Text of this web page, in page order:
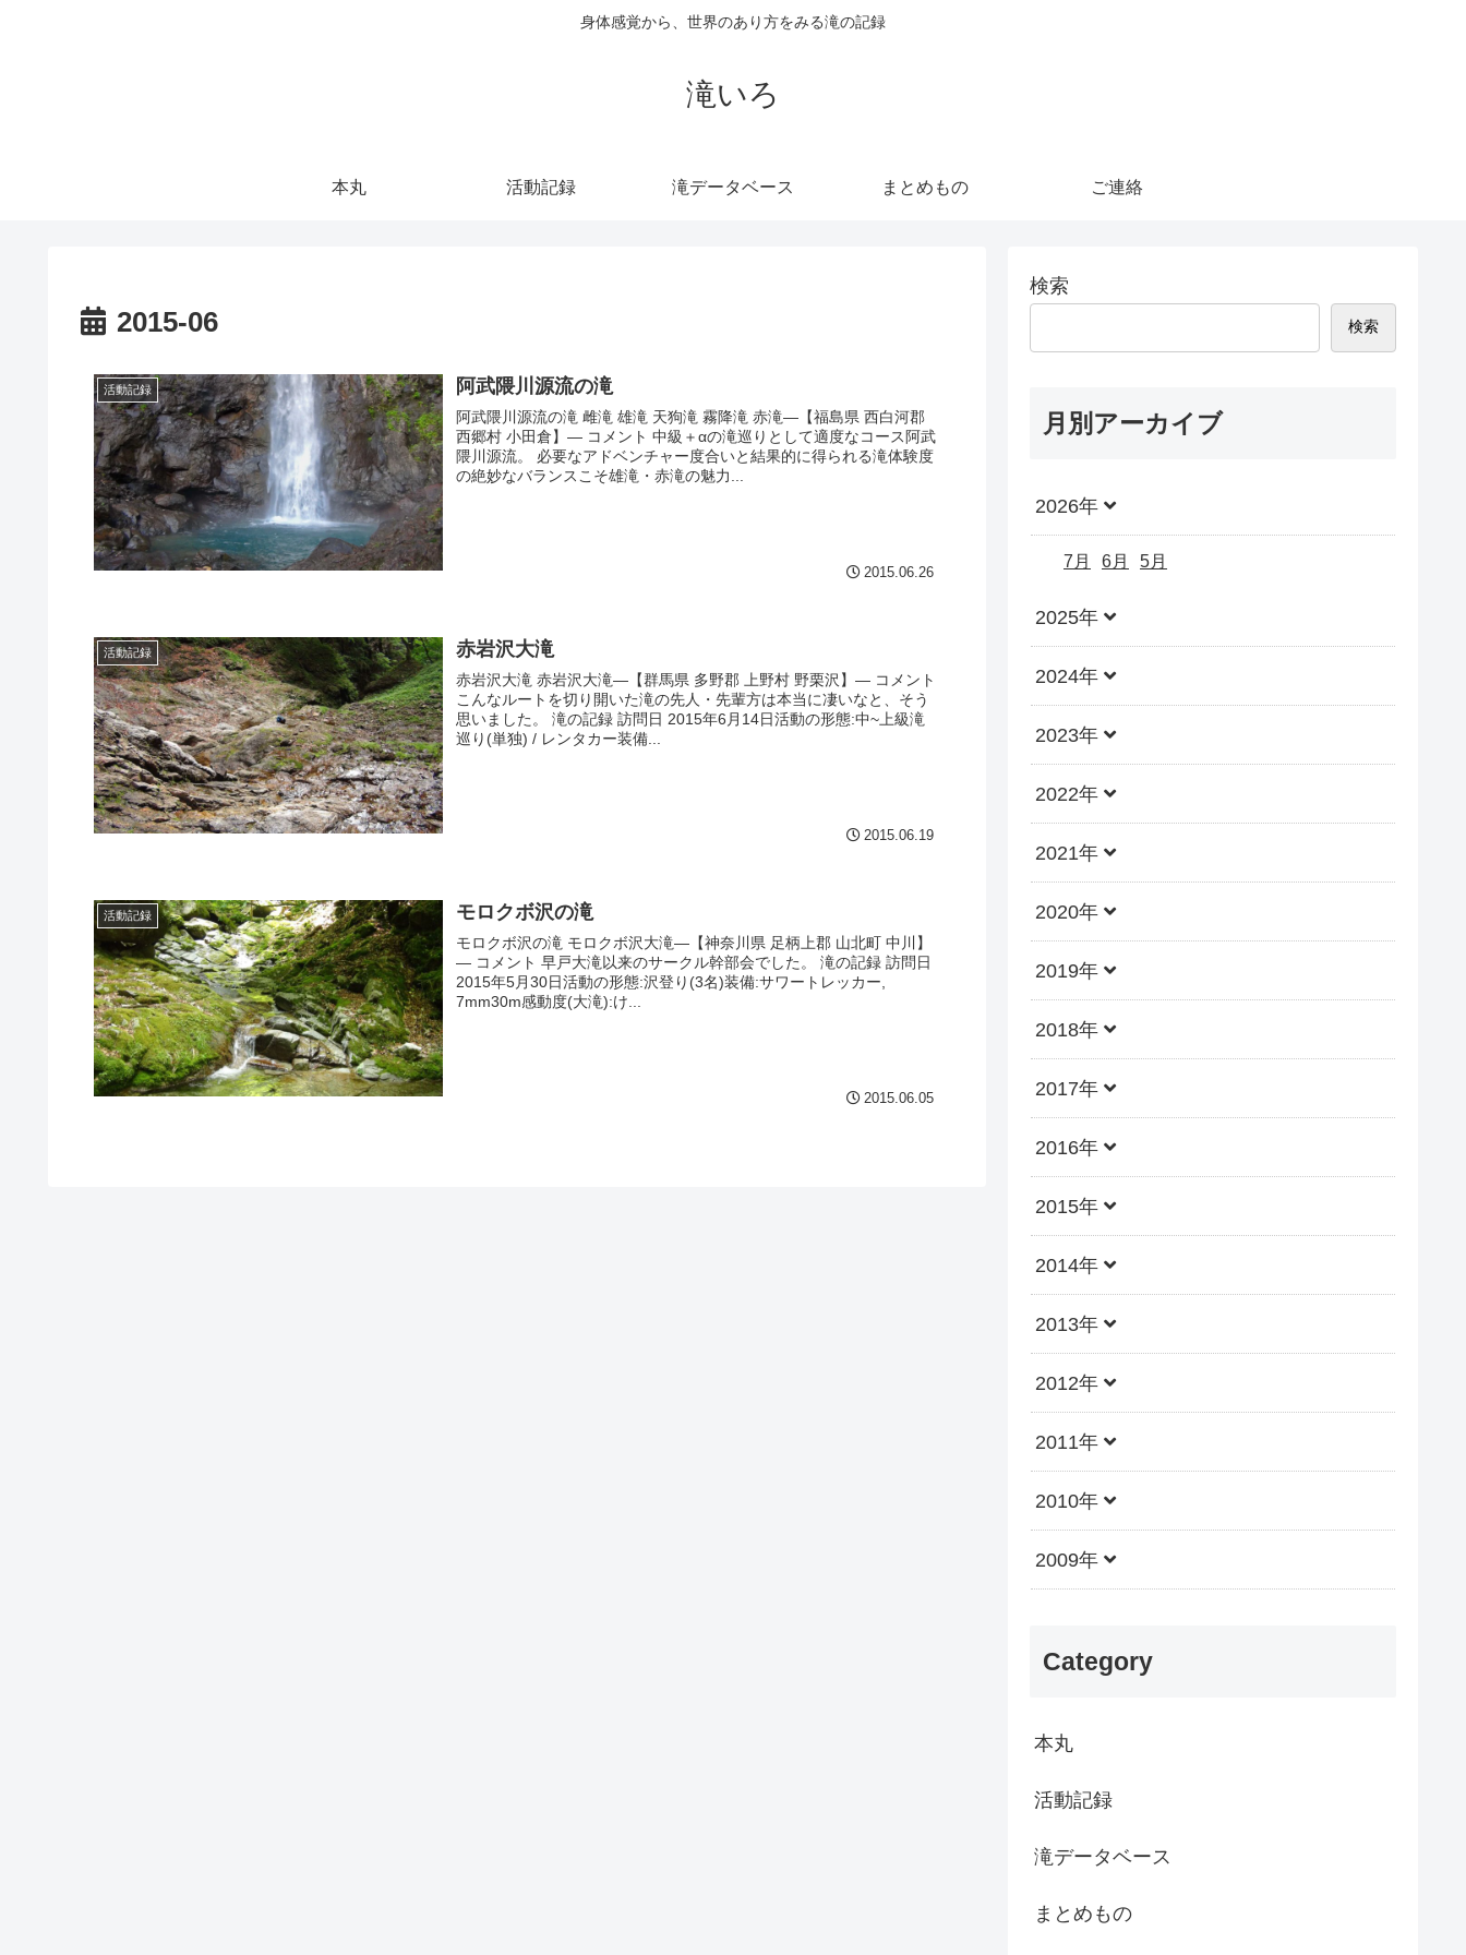
身体感覚から、世界のあり方をみる滝の記録
滝いろ
本丸 活動記録 滝データベース まとめもの ご連絡
2015-06
活動記録 阿武隈川源流の滝
阿武隈川源流の滝 雌滝 雄滝 天狗滝 霧降滝 赤滝—【福島県 西白河郡
西郷村 小田倉】— コメント 中級＋αの滝巡りとして適度なコース阿武
隈川源流。 必要なアドベンチャー度合いと結果的に得られる滝体験度
の絶妙なバランスこそ雄滝・赤滝の魅力...
2015.06.26
活動記録 赤岩沢大滝
赤岩沢大滝 赤岩沢大滝—【群馬県 多野郡 上野村 野栗沢】— コメント
こんなルートを切り開いた滝の先人・先輩方は本当に凄いなと、そう
思いました。 滝の記録 訪問日 2015年6月14日活動の形態:中~上級滝
巡り(単独) / レンタカー装備...
2015.06.19
活動記録 モロクボ沢の滝
モロクボ沢の滝 モロクボ沢大滝—【神奈川県 足柄上郡 山北町 中川】
— コメント 早戸大滝以来のサークル幹部会でした。 滝の記録 訪問日
2015年5月30日活動の形態:沢登り(3名)装備:サワートレッカー,
7mm30m感動度(大滝):け...
2015.06.05
検索
検索
月別アーカイブ
2026年
7月 6月 5月
2025年
2024年
2023年
2022年
2021年
2020年
2019年
2018年
2017年
2016年
2015年
2014年
2013年
2012年
2011年
2010年
2009年
Category
本丸
活動記録
滝データベース
まとめもの